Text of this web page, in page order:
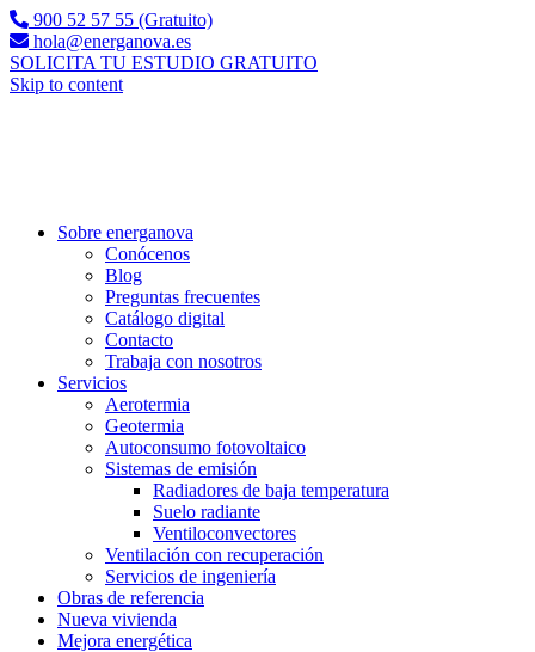
900 52 57 55 (Gratuito)
hola@energanova.es
SOLICITA TU ESTUDIO GRATUITO
Skip to content
Sobre energanova
Conócenos
Blog
Preguntas frecuentes
Catálogo digital
Contacto
Trabaja con nosotros
Servicios
Aerotermia
Geotermia
Autoconsumo fotovoltaico
Sistemas de emisión
Radiadores de baja temperatura
Suelo radiante
Ventiloconvectores
Ventilación con recuperación
Servicios de ingeniería
Obras de referencia
Nueva vivienda
Mejora energética